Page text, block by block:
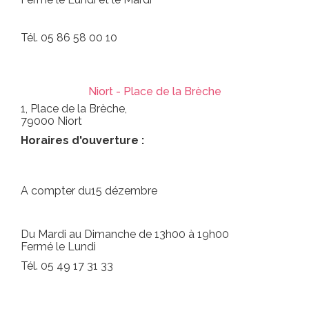
Tél. 05 86 58 00 10
Niort - Place de la Brèche
1, Place de la Brèche,
79000 Niort
Horaires d'ouverture :
A compter du15 dézembre
Du Mardi au Dimanche de 13h00 à 19h00
Fermé le Lundi
Tél. 05 49 17 31 33